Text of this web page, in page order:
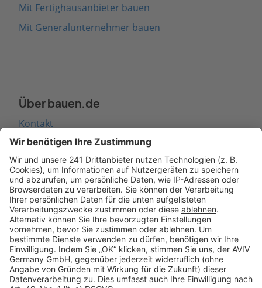
Mit Fertighausanbieter bauen
Mit Generalunternehmer bauen
Über bauen.de
Kontakt
Seitenaufbau
Barrierefreiheit
Cookie Einstellungen
Rechtliches
AGB-Übersicht
Datenschutz
Impressum